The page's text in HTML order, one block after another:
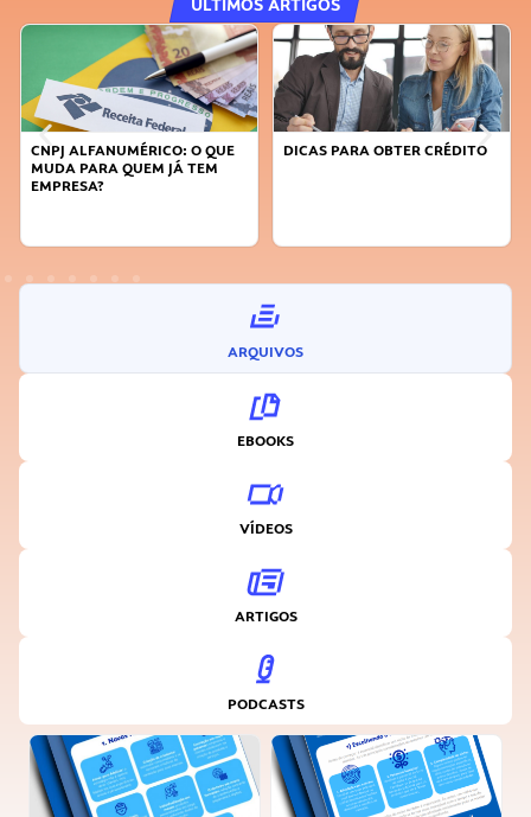
ÚLTIMOS ARTIGOS
DICAS PARA OBTER CRÉDITO
FAÇA A DIFERENÇA: SEJA
ARQUIVOS
EBOOKS
VÍDEOS
ARTIGOS
PODCASTS